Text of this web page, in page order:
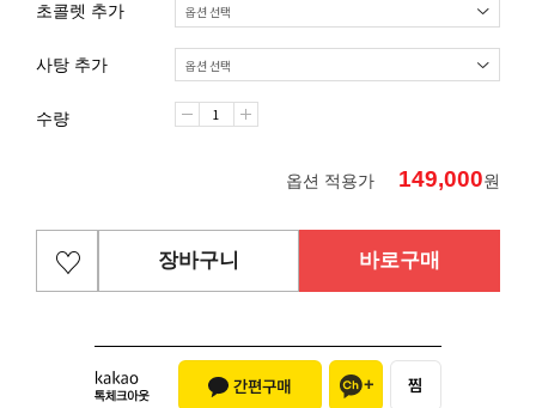
초콜렛 추가
사탕 추가
수량
옵션 적용가 149,000원
장바구니 바로구매